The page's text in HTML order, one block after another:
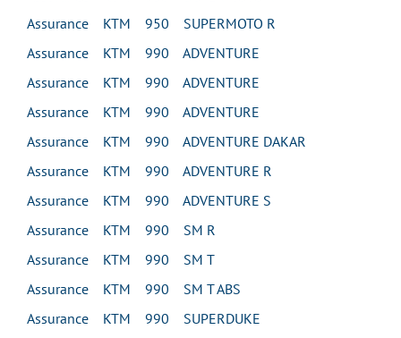
Assurance KTM 950 SUPERMOTO R
Assurance KTM 990 ADVENTURE
Assurance KTM 990 ADVENTURE
Assurance KTM 990 ADVENTURE
Assurance KTM 990 ADVENTURE DAKAR
Assurance KTM 990 ADVENTURE R
Assurance KTM 990 ADVENTURE S
Assurance KTM 990 SM R
Assurance KTM 990 SM T
Assurance KTM 990 SM T ABS
Assurance KTM 990 SUPERDUKE